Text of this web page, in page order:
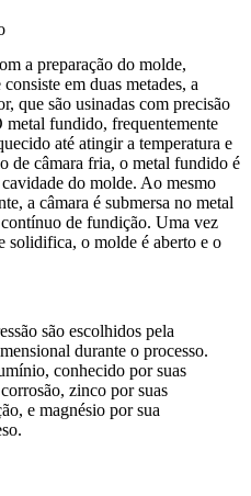
a preparação do molde,
em duas metades, a
que são usinadas com precisão
metal fundido, frequentemente
até atingir a temperatura e
de câmara fria, o metal fundido é
do molde. Ao mesmo
, a câmara é submersa no metal
de fundição. Uma vez
solidifica, o molde é aberto e o
são escolhidos pela
durante o processo.
conhecido por suas
zinco por suas
e magnésio por sua